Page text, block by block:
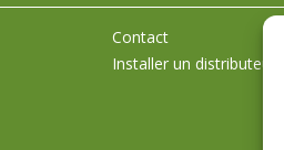
Contact
Installer un distributeur